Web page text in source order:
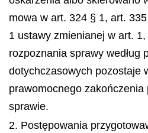
mowa w art. 324 § 1, art.
1 ustawy zmienianej w art. 1,
rozpoznania sprawy według
dotychczasowych pozostaje
prawomocnego zakończenia
sprawie.
2. Postępowania